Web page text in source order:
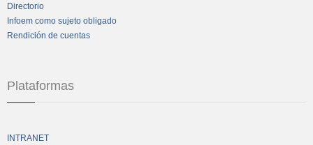
Directorio
Infoem como sujeto obligado
Rendición de cuentas
Plataformas
INTRANET